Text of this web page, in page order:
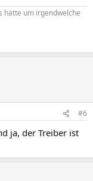
hätte um irgendwelche
#6
ja, der Treiber ist